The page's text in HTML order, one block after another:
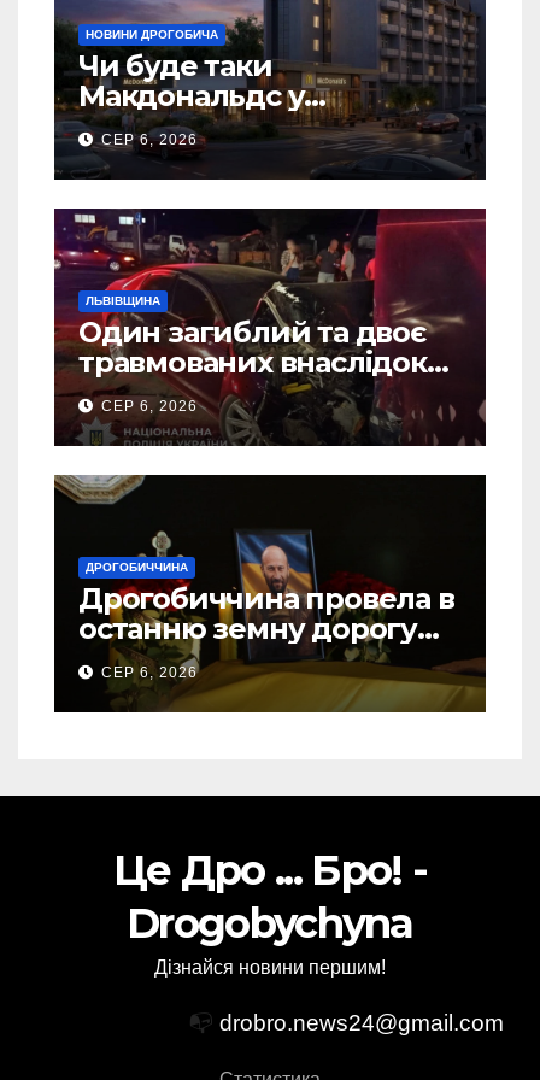
НОВИНИ ДРОГОБИЧА
Чи буде таки
Макдональдс у
Дрогобичі? (Фото)
СЕР 6, 2026
ЛЬВІВЩИНА
Один загиблий та двоє
травмованих внаслідок
ДТП на Самбірщині
СЕР 6, 2026
ДРОГОБИЧЧИНА
Дрогобиччина провела в
останню земну дорогу
свого Захисника – Олега
Торського
СЕР 6, 2026
Це Дро ... Бро! -
Drogobychyna
Дізнайся новини першим!
📭 drobro.news24@gmail.com